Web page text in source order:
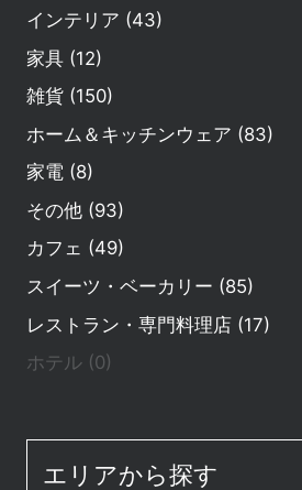
インテリア (43)
家具 (12)
雑貨 (150)
ホーム＆キッチンウェア (83)
家電 (8)
その他 (93)
カフェ (49)
スイーツ・ベーカリー (85)
レストラン・専門料理店 (17)
ホテル (0)
エリアから探す